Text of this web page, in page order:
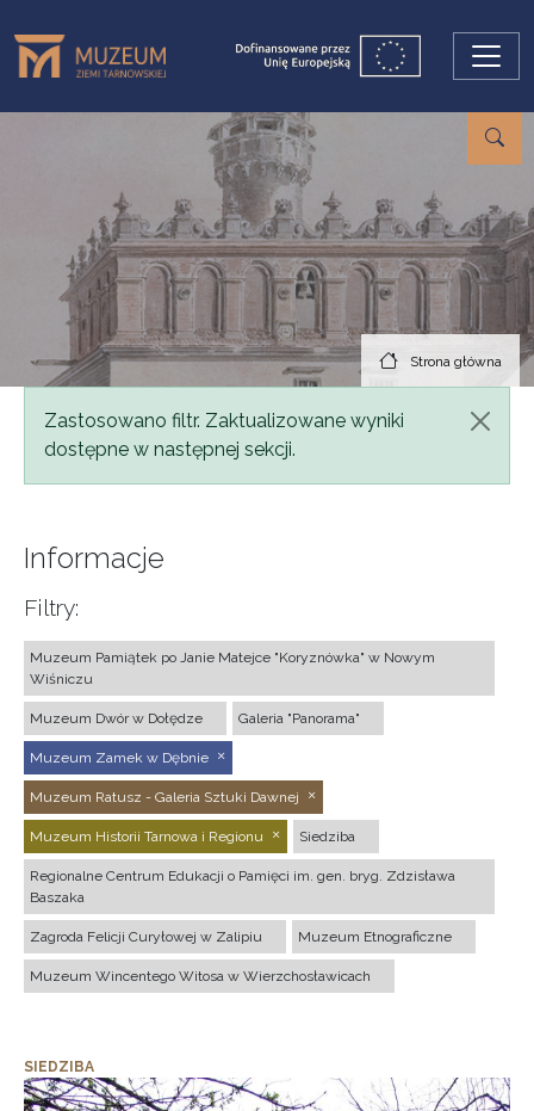
Strona główna
Komunikat
Zastosowano filtr. Zaktualizowane wyniki
dostępne w następnej sekcji.
Informacje
Filtry:
Muzeum Pamiątek po Janie Matejce "Koryznówka" w Nowym
Wiśniczu
Muzeum Dwór w Dołędze Galeria "Panorama"
Muzeum Zamek w Dębnie
Muzeum Ratusz - Galeria Sztuki Dawnej
Muzeum Historii Tarnowa i Regionu Siedziba
Regionalne Centrum Edukacji o Pamięci im. gen. bryg. Zdzisława
Baszaka
Zagroda Felicji Curyłowej w Zalipiu Muzeum Etnograficzne
Muzeum Wincentego Witosa w Wierzchosławicach
SIEDZIBA